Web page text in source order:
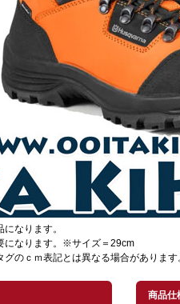
なります。
になります。※サイズ＝29cm
のｃｍ表記とは異なる場合があります
商品仕